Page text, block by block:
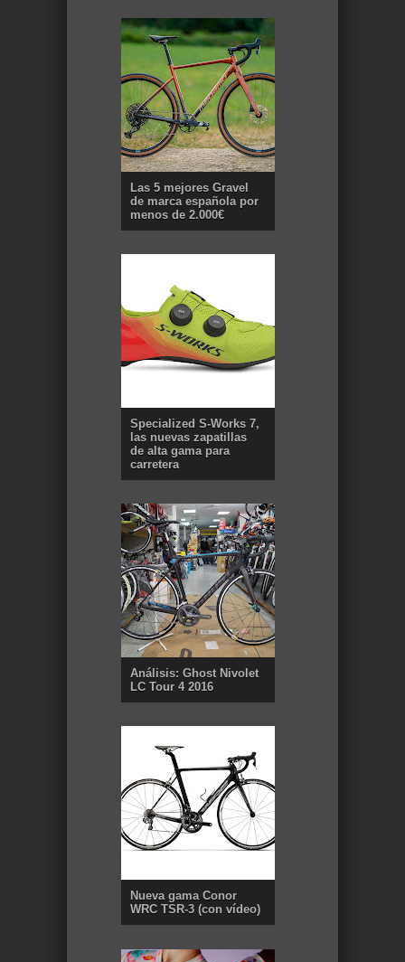
Las 5 mejores Gravel
de marca española por
menos de 2.000€
Specialized S-Works 7,
las nuevas zapatillas
de alta gama para
carretera
Análisis: Ghost Nivolet
LC Tour 4 2016
Nueva gama Conor
WRC TSR-3 (con vídeo)